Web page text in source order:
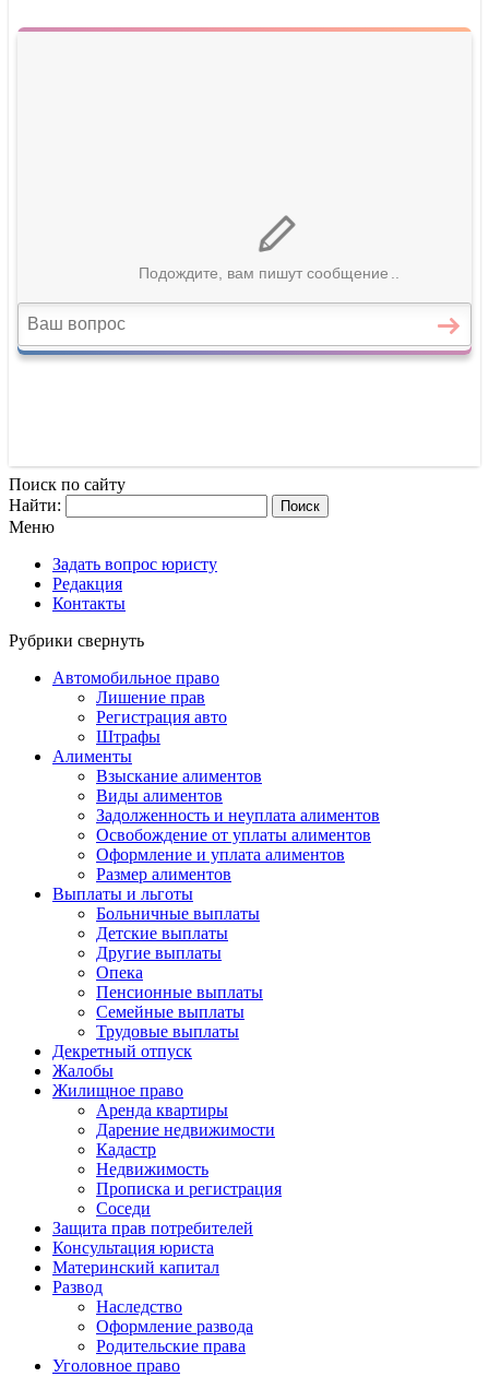
Поиск по сайту
Найти:
Меню
Задать вопрос юристу
Редакция
Контакты
Рубрики свернуть
Автомобильное право
Лишение прав
Регистрация авто
Штрафы
Алименты
Взыскание алиментов
Виды алиментов
Задолженность и неуплата алиментов
Освобождение от уплаты алиментов
Оформление и уплата алиментов
Размер алиментов
Выплаты и льготы
Больничные выплаты
Детские выплаты
Другие выплаты
Опека
Пенсионные выплаты
Семейные выплаты
Трудовые выплаты
Декретный отпуск
Жалобы
Жилищное право
Аренда квартиры
Дарение недвижимости
Кадастр
Недвижимость
Прописка и регистрация
Соседи
Защита прав потребителей
Консультация юриста
Материнский капитал
Развод
Наследство
Оформление развода
Родительские права
Уголовное право